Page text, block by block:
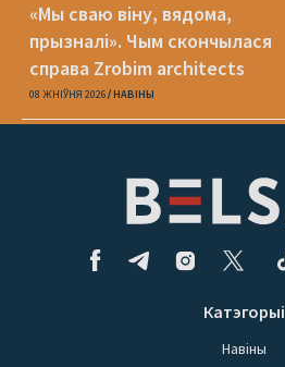
«Мы сваю віну, вядома,
прызналі». Чым скончылася
справа Zrobim architects
08 ЖНІЎНЯ 2026 НАВІНЫ
Катэгорыі
Навіны